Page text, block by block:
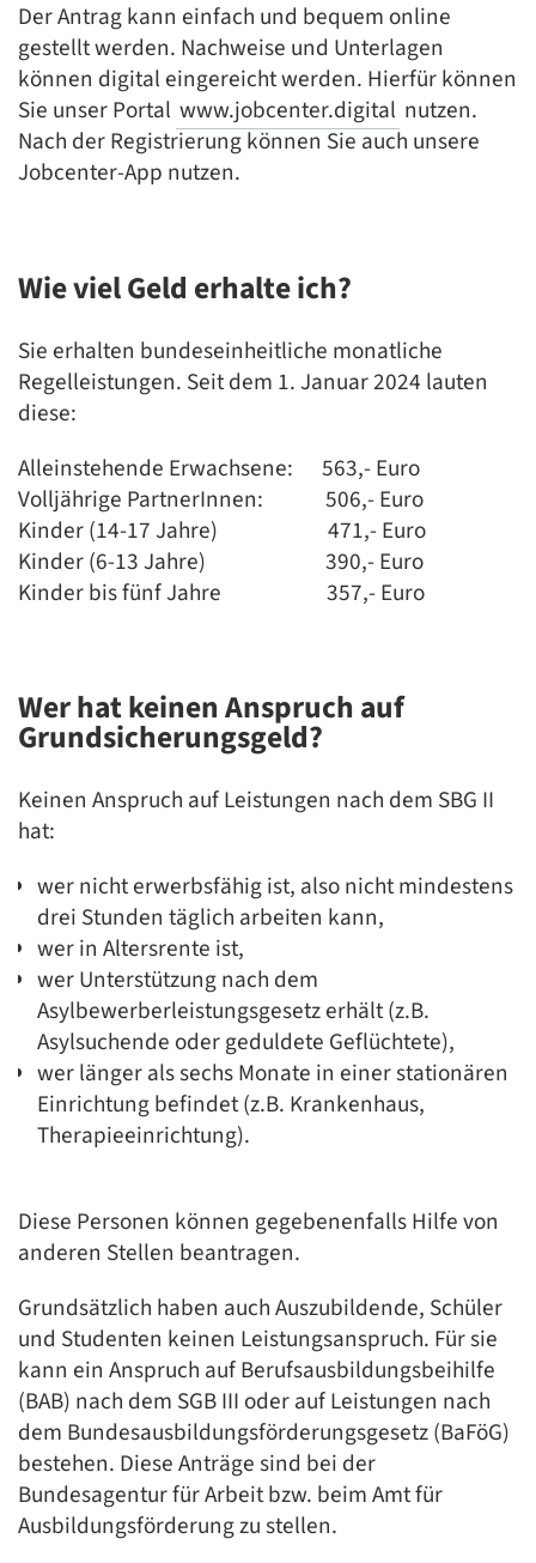
Der Antrag kann einfach und bequem online
gestellt werden. Nachweise und Unterlagen
können digital eingereicht werden. Hierfür können
Sie unser Portal www.jobcenter.digital nutzen.
Nach der Registrierung können Sie auch unsere
Jobcenter-App nutzen.
Wie viel Geld erhalte ich?
Sie erhalten bundeseinheitliche monatliche
Regelleistungen. Seit dem 1. Januar 2024 lauten
diese:
Alleinstehende Erwachsene: ­563,- Euro
Volljährige PartnerInnen: 506,- Euro
Kinder (14-17 Jahre) 471,- Euro
Kinder (6-13 Jahre) 390,- Euro
Kinder bis fünf Jahre 357,- Euro
Wer hat keinen Anspruch auf
Grundsicherungsgeld?
Keinen Anspruch auf Leistungen nach dem SBG II
hat:
wer nicht erwerbsfähig ist, also nicht mindestens
drei Stunden täglich arbeiten kann,
wer in Altersrente ist,
wer Unterstützung nach dem
Asylbewerberleistungsgesetz erhält (z.B.
Asylsuchende oder geduldete Geflüchtete),
wer länger als sechs Monate in einer stationären
Einrichtung befindet (z.B. Krankenhaus,
Therapieeinrichtung).
Diese Personen können gegebenenfalls Hilfe von
anderen Stellen beantragen.
Grundsätzlich haben auch Auszubildende, Schüler
und Studenten keinen Leistungsanspruch. Für sie
kann ein Anspruch auf Berufsausbildungsbeihilfe
(BAB) nach dem SGB III oder auf Leistungen nach
dem Bundesausbildungsförderungsgesetz (BaFöG)
bestehen. Diese Anträge sind bei der
Bundesagentur für Arbeit bzw. beim Amt für
Ausbildungsförderung zu stellen.